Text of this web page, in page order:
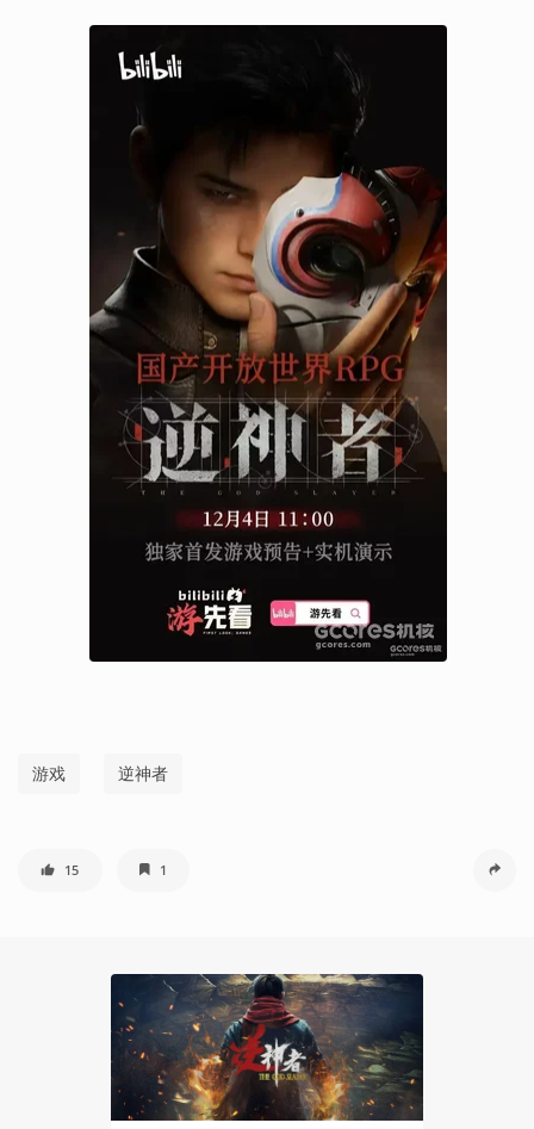
游戏 逆神者
15 1